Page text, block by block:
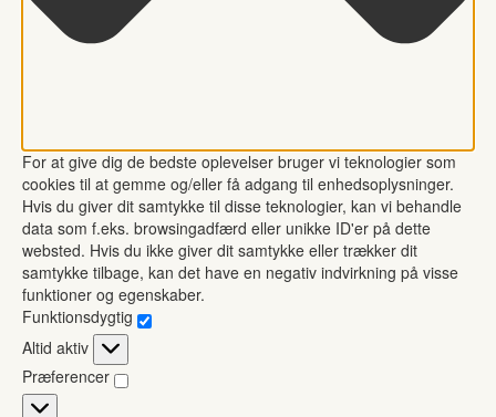
For at give dig de bedste oplevelser bruger vi teknologier som
cookies til at gemme og/eller få adgang til enhedsoplysninger.
Hvis du giver dit samtykke til disse teknologier, kan vi behandle
data som f.eks. browsingadfærd eller unikke ID'er på dette
websted. Hvis du ikke giver dit samtykke eller trækker dit
samtykke tilbage, kan det have en negativ indvirkning på visse
funktioner og egenskaber.
Funktionsdygtig
Funktionsdygtig
Altid aktiv
Præferencer
Præferencer